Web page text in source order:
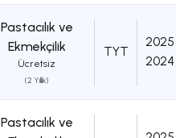
Pastacılık ve
Ekmekçilik
Ücretsiz
(2 Yıllık)
TYT
2025
2024
Pastacılık ve